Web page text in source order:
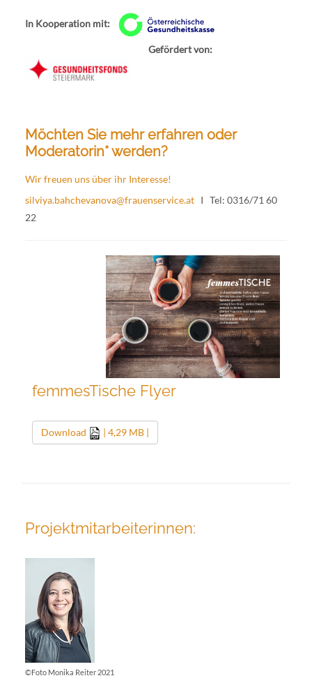
In Kooperation mit:
Gefördert von:
Möchten Sie mehr erfahren oder
Moderatorin* werden?
Wir freuen uns über ihr Interesse!
silviya.bahchevanova@frauenservice.at I Tel: 0316/71 60
22
femmesTische Flyer
Download | 4,29 MB |
Projektmitarbeiterinnen:
©Foto Monika Reiter 2021